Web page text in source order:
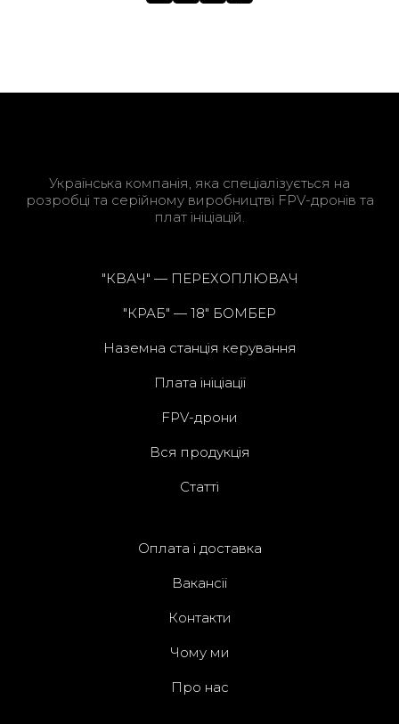
Українська компанія, яка спеціалізується на
розробці та серійному виробництві FPV-дронів та
плат ініціацій.
"КВАЧ" — ПЕРЕХОПЛЮВАЧ
"КРАБ" — 18" БОМБЕР
Наземна станція керування
Плата ініціації
FPV-дрони
Вся продукція
Статті
Оплата і доставка
Вакансії
Контакти
Чому ми
Про нас